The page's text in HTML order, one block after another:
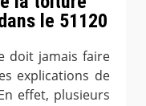
le 51120
doit jamais faire
explications de
effet, plusieurs